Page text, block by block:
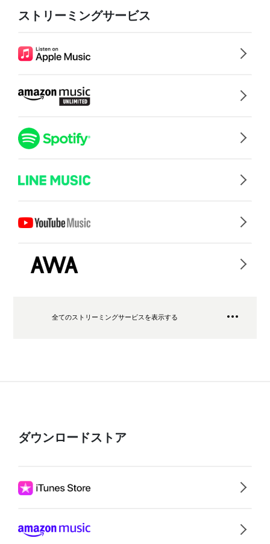
ストリーミングサービス
全てのストリーミングサービスを表示する
ダウンロードストア